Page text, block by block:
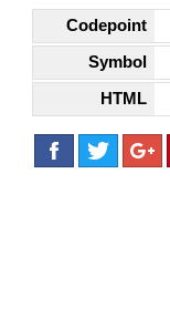
Codepoint
Symbol
HTML